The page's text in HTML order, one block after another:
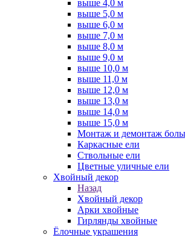
выше 4,0 м
выше 5,0 м
выше 6,0 м
выше 7,0 м
выше 8,0 м
выше 9,0 м
выше 10,0 м
выше 11,0 м
выше 12,0 м
выше 13,0 м
выше 14,0 м
выше 15,0 м
Монтаж и демонтаж
Каркасные ели
Ствольные ели
Цветные уличные ели
Хвойный декор
Назад
Хвойный декор
Арки хвойные
Гирлянды хвойные
Ёлочные украшения